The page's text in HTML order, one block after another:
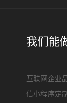
我们能
互联网企业
信小程序定